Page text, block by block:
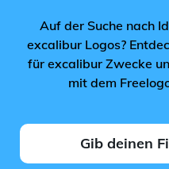
Auf der Suche nach
excalibur Logos?
für excalibur Zwecke
mit dem